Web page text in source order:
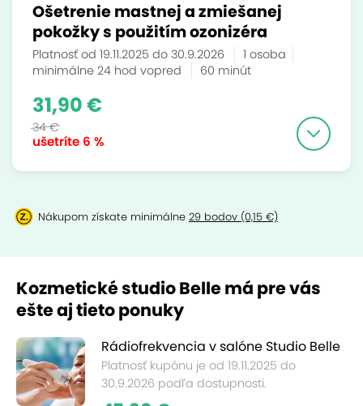
Ošetrenie mastnej a zmiešanej
pokožky s použitím ozonizéra
Platnosť od 19.11.2025 do 30.9.2026
1 osoba
minimálne 24 hod vopred
60 minút
ušetríte 6 %
31,90 €
34 €
Nákupom získate minimálne 29 bodov (0,15 €)
Kozmetické studio Belle má pre vás
ešte aj tieto ponuky
Rádiofrekvencia v salóne Studio Belle
Platnosť kupónu je od 19.11.2025 do
30.9.2026 podľa dostupnosti.